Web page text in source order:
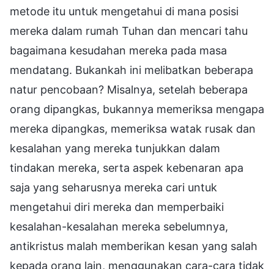
metode itu untuk mengetahui di mana posisi
mereka dalam rumah Tuhan dan mencari tahu
bagaimana kesudahan mereka pada masa
mendatang. Bukankah ini melibatkan beberapa
natur pencobaan? Misalnya, setelah beberapa
orang dipangkas, bukannya memeriksa mengapa
mereka dipangkas, memeriksa watak rusak dan
kesalahan yang mereka tunjukkan dalam
tindakan mereka, serta aspek kebenaran apa
saja yang seharusnya mereka cari untuk
mengetahui diri mereka dan memperbaiki
kesalahan-kesalahan mereka sebelumnya,
antikristus malah memberikan kesan yang salah
kepada orang lain, menggunakan cara-cara tidak